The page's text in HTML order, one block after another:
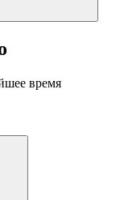
время